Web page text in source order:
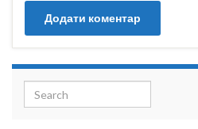
Search for: